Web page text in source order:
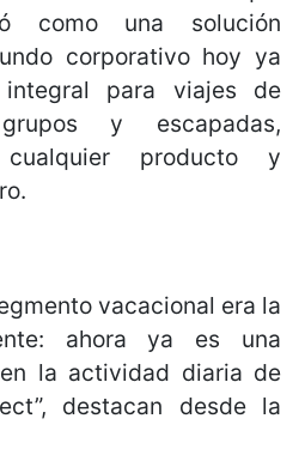
como una solución
corporativo hoy ya
integral para viajes de
y escapadas,
producto y
vacacional era la
ahora ya es una
la actividad diaria de
destacan desde la